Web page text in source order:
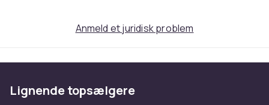
19597eea-32b8-4fba-863f-fd0d5f4567a6
Anmeld et juridisk problem
Lignende topsælgere